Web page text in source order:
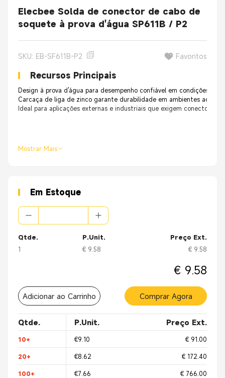
Elecbee Solda de conector de cabo de
soquete à prova d'água SP611B / P2
SKU: EB-SF611B-P2 Favoritos
Recursos Principais
Design à prova d'água para desempenho confiável em condições
Carcaça de liga de zinco garante durabilidade em ambientes
Ideal para aplicações externas e industriais que exigem conectores
Mostrar Mais
Em Estoque
Qtde.
1
P.Unit.
€ 9.58
Preço Ext.
€ 9.58
€ 9.58
Adicionar ao Carrinho Comprar Agora
Qtde. P.Unit. Preço Ext.
10+ €9.10 € 91.00
20+ €8.62 € 172.40
100+ €7.66 € 766.00